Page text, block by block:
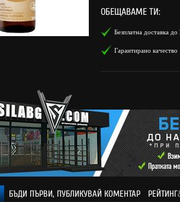
ОБЕЩАВАМЕ ТИ:
Безплатна доставка
Гарантирано качество
БЪДИ ПЪРВИ, ПУБЛИКУВАЙ КОМЕНТАР РЕЙТИНГ